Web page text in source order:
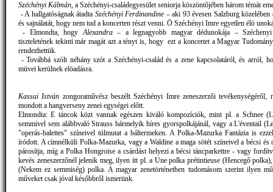
Széchényi Kálmán, a Széchényi-családegyesület seniorja köszöntőjében három témát
- A hallgatóságnak átadta Széchényi Ferdinandine – aki 93 évesen Salzburg közelében
és sajnálatát, hogy nem tud a koncerten részt venni. Ö Széchényi Imre egyetlen élö
- Elmondta, hogyAlexandra– a legnagyobb magyar dédunokája –
tiszteletének tekinti már magát azt a tényt is, hogy ezt a koncertet a Magyar
rendezhettük.
- Továbbá szólt néhány szót a Széchényi-család és a zene kapcsolatáról, és arról,
müvei kerülnek elöadásra.
Kassai István zongoraművész beszélt Széchényi Imre zeneszerzői tevékenységéről,
mondott a hangverseny zenei egységei előtt.
Elmondta: E táncok közt vannak egészen kiváló kompozíciók, mint pl. a Schnee
semmivel sem alábbvaló Strauss bármelyik híres gyorspolkájánál, vagy a L'éventail
"operás-balettes" színeivel túlmutat a báltermeken. A Polka-Mazurka Fantázia is
íródott. A címnélküli Polka-Mazurka, vagy a Waldine a maga sötét színeivel a bécsi és
párosítja, míg a Polka Hongroise a csárdást helyezi a bécsi táncparkettre - vagy
kevés zeneszerzőnél jelenik meg, ilyen itt pl. a Une polka prétintieuse (Hencegő
(Nekem ez semmiség) polka. A magyar zenetörténetben tudomásom szerint ilyen
műveket csak jóval későbbről ismerünk.